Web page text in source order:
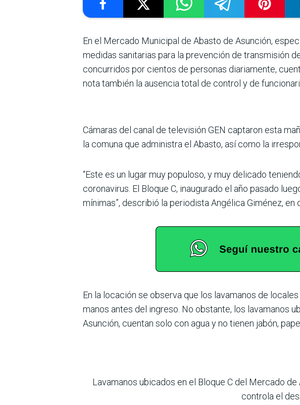
En el Mercado Municipal de Abasto de Asunción,
medidas sanitarias para la prevención de transmisión
concurridos por cientos de personas diariamente,
nota también la ausencia total de control y de
Cámaras del canal de televisión GEN captaron esta
la comuna que administra el Abasto, así como la
“Este es un lugar muy populoso, y muy delicado
coronavirus. El Bloque C, inaugurado el año pasado
mínimas”, describió la periodista Angélica Giménez, en
En la locación se observa que los lavamanos de
manos antes del ingreso. No obstante, los lavamanos
Asunción, cuentan solo con agua y no tienen jabón,
Lavamanos ubicados en el Bloque C del Mercado
controla el